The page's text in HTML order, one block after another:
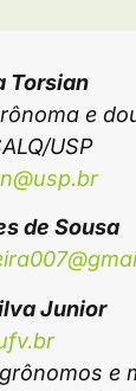
Torsian
e
USP
de Sousa
Junior
e